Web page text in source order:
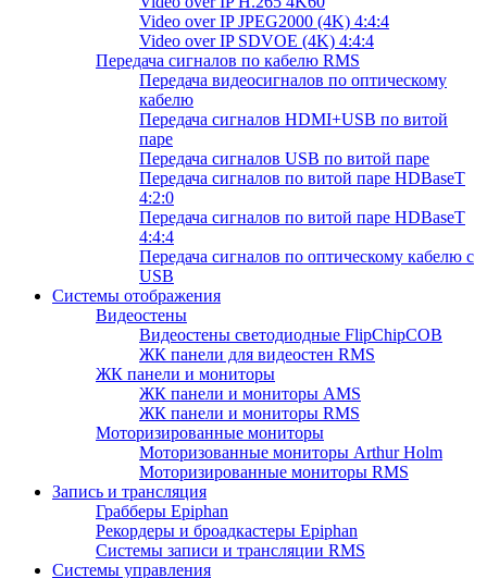
Video over IP JPEG2000 (4K) 4:4:4
Video over IP SDVOE (4K) 4:4:4
Передача сигналов по кабелю RMS
Передача видеосигналов по оптическому
кабелю
Передача сигналов HDMI+USB по витой
паре
Передача сигналов USB по витой паре
Передача сигналов по витой паре HDBaseT
4:2:0
Передача сигналов по витой паре HDBaseT
4:4:4
Передача сигналов по оптическому кабелю с
USB
Системы отображения
Видеостены
Видеостены светодиодные FlipChipCOB
ЖК панели для видеостен RMS
ЖК панели и мониторы
ЖК панели и мониторы AMS
ЖК панели и мониторы RMS
Моторизированные мониторы
Моторизованные мониторы Arthur Holm
Моторизированные мониторы RMS
Запись и трансляция
Грабберы Epiphan
Рекордеры и броадкастеры Epiphan
Системы записи и трансляции RMS
Системы управления